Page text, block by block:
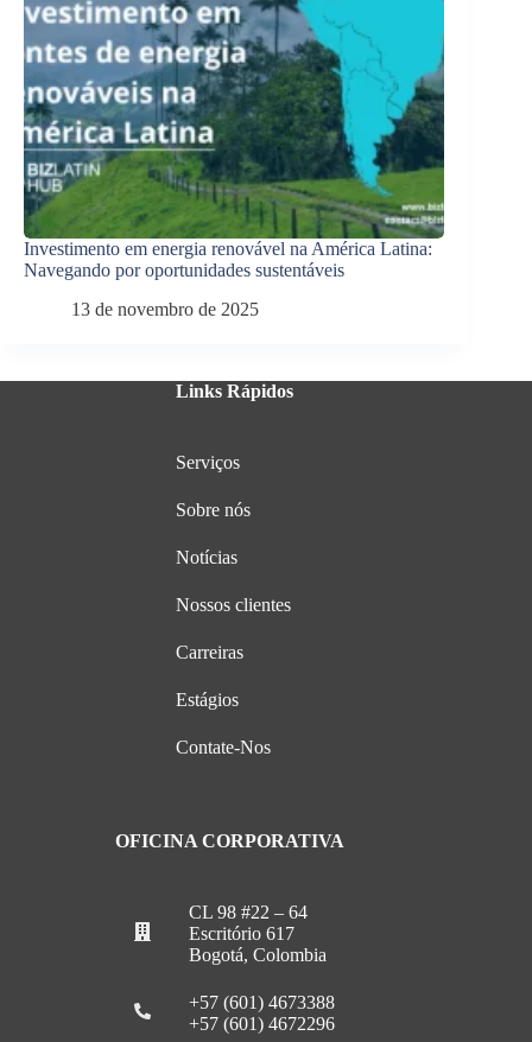
Investimento em energia renovável na América Latina:
Navegando por oportunidades sustentáveis
13 de novembro de 2025
Links Rápidos
Serviços
Sobre nós
Notícias
Nossos clientes
Carreiras
Estágios
Contate-Nos
OFICINA CORPORATIVA
CL 98 #22 – 64
Escritório 617
Bogotá, Colombia
+57 (601) 4673388
+57 (601) 4672296